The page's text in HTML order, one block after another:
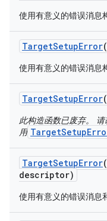
使用有意义的错误消息
TargetSetupError
使用有意义的错误消息
TargetSetupError
此构造函数已废弃。 请
用
TargetSetupError
descriptor)
使用有意义的错误消